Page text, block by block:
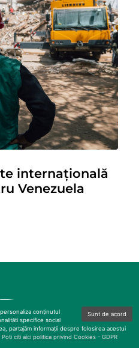
internațională
Venezuela
Sunt de acord
conținutul
specifice social
partajăm informații despre folosirea acestui
Poti citi aici politica privind Cookies - GDPR